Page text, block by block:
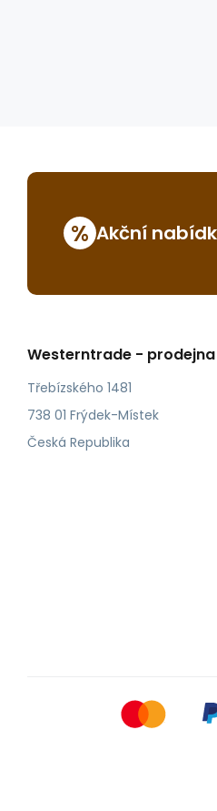
% Akční
Westerntrade - prodejna
Třebízského 1481
738 01 Frýdek-Místek
Česká Republika